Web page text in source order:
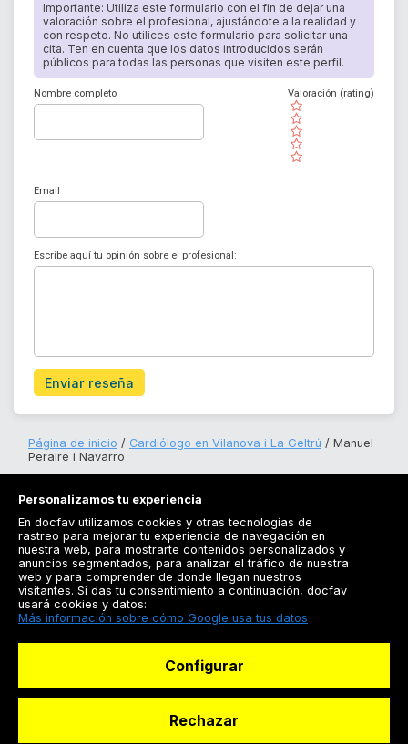
Importante: Utiliza este formulario con el fin de dejar una
valoración sobre el profesional, ajustándote a la realidad y
con respeto. No utilices este formulario para solicitar una
cita. Ten en cuenta que los datos introducidos serán
públicos para todas las personas que visiten este perfil.
Nombre completo
( )
( )
( )
( )
( )
Valoración (rating)
Email
Escribe aquí tu opinión sobre el profesional:
Enviar reseña
Página de inicio Cardiólogo en Vilanova i La Geltrú
Manuel
Peraire i Navarro
Registrarse
Docfav
Personalizamos tu experiencia
En docfav utilizamos cookies y otras tecnologías de
rastreo para mejorar tu experiencia de navegación en
nuestra web, para mostrarte contenidos personalizados y
anuncios segmentados, para analizar el tráfico de nuestra
web y para comprender de donde llegan nuestros
visitantes. Si das tu consentimiento a continuación, docfav
usará cookies y datos:
Más información sobre cómo Google usa tus datos
Configurar
Rechazar